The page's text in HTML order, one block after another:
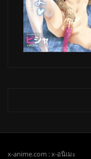
x-anime.com : x-อนิเมะ